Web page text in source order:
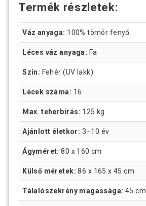
Termék részletek:
Váz anyaga: 100% tömör fenyő
Léces váz anyaga: Fa
Szín: Fehér (UV lakk)
Lécek száma: 16
Max. teherbírás: 125 kg
Ajánlott életkor: 3–10 év
Ágyméret: 80 x 160 cm
Külső méretek: 86 x 165 x 45 cm
Tálalószekrény magassága: 45 cm